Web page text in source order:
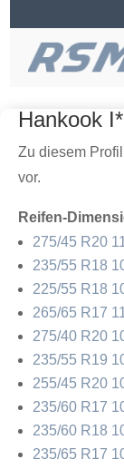
Hankook
Zu diesem
vor.
Reifen-
275/45 R20
235/55 R18
225/55 R18
265/65 R17
275/40 R20
235/55 R19
255/45 R20
235/60 R17
235/60 R18
235/65 R17